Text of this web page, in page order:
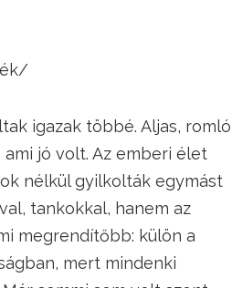
igazak többé. Aljas, romló
jó volt. Az emberi élet
nélkül gyilkolták egymást
tankokkal, hanem az
megrendítőbb: külön a
mert mindenki